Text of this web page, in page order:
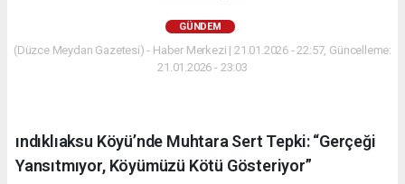
GÜNDEM
(Düzce Meydan Gazetesi) - Haber Merkezi | 21.01.2026 - 22:57, Güncelleme:
21.01.2026 - 23:03
ındıklıaksu Köyü’nde Muhtara Sert Tepki: “Gerçeği
Yansıtmıyor, Köyümüzü Kötü Gösteriyor”